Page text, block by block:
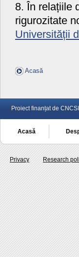
8. În relațiile
rigurozitate
Universității
Acasă
Proiect finanțat de
Acasă
Privacy Research